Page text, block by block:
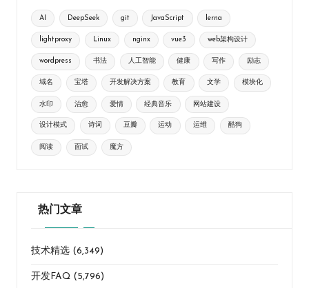
AI DeepSeek git JavaScript lerna
lightproxy Linux nginx vue3 web架构设计
wordpress 书法 人工智能 健康 写作 励志
域名 宝塔 开发解决方案 教育 文学 模块化
水印 治愈 爱情 经典音乐 网站建设
设计模式 诗词 豆瓣 运动 运维 酷狗
阅读 面试 魔方
热门文章
技术精选 (6,349)
开发FAQ (5,796)